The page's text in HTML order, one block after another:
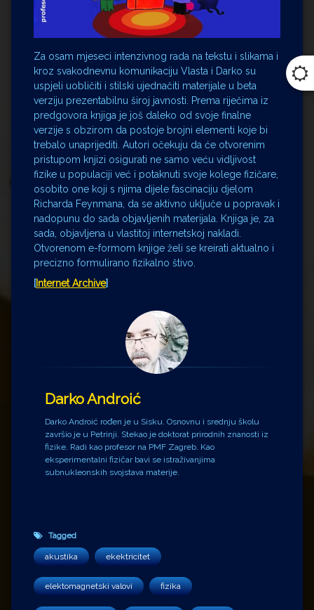
Za osam mjeseci intenzivnog rada na tekstu i slikama i
kroz svakodnevnu komunikaciju Vlasta i Darko su
uspjeli uobličiti i stilski ujednačiti materijale u beta
verziju prezentabilnu široj javnosti. Prema riječima iz
predgovora knjiga je još daleko od svoje finalne
verzije s obzirom da postoje brojni elementi koje bi
trebalo unaprijediti. Autori očekuju da će otvorenim
pristupom knjizi osigurati ne samo veću vidljivost
fizike u populaciji već i potaknuti svoje kolege fizičare,
osobito one koji s njima dijele fascinaciju djelom
Richarda Feynmana, da se aktivno uključe u popravak i
nadopunu do sada objavljenih materijala. Knjiga je, za
sada, objavljena u vlastitoj internetskoj nakladi.
Otvorenom e-formom knjige želi se kreirati aktualno i
precizno formulirano fizikalno štivo.
[Internet Archive]
Darko Androić
Darko Androić rođen je u Sisku. Osnovnu i srednju školu
završio je u Petrinji. Stekao je doktorat prirodnih znanosti iz
fizike. Radi kao profesor na PMF Zagreb. Kao
eksperimentalni fizičar bavi se istraživanjima
subnukleonskih svojstava materije.
Tagged
akustika ekektricitet
elektomagnetski valovi fizika